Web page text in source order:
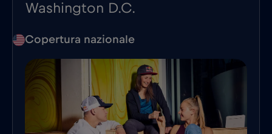
Washington D.C.
Copertura nazionale